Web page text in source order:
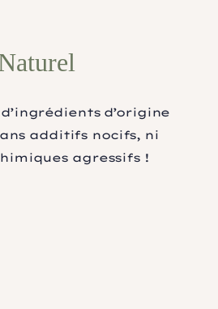
d’ingrédients d’origine
additifs nocifs, ni
agressifs !